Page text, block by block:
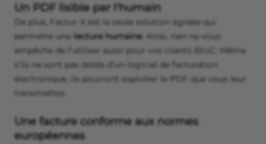
Un PDF lisible par l'humain
De plus, Factur-X est la seule solution agréée qui
permette une lecture humaine. Ainsi, rien ne vous
empêche de l’utiliser aussi pour vos clients BtoC. Même
s’ils ne sont pas dotés d’un logiciel de facturation
électronique, ils pourront exploiter le PDF que vous leur
transmettez.
Une facture conforme aux normes
européennes